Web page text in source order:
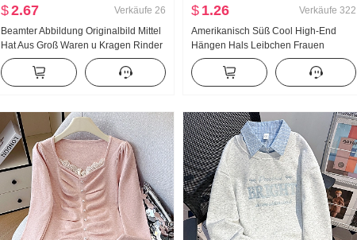
$2.67 Verkäufe 26
Beamter Abbildung Originalbild Mittel
Hat Aus Groß Waren u Kragen Rinder
knochen Schnalle I-Zeichen Weste
Träger Breite Beine Bodenlang Sport
Lange Hose Anzug
$ 1.26 Verkäufe 322
Amerikanisch Süß Cool High-End
Hängen Hals Leibchen Frauen
Sommer Außerhalb zu tragen
Innerhalb Nehmen Unterhemd Spicy
Girl Strick Bandeau Top